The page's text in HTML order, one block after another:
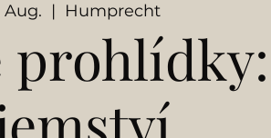
Aug.
  |
Humprecht
prohlídky: